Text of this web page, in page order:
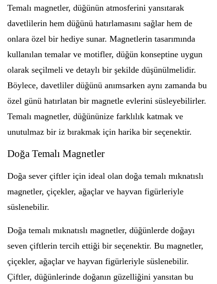
Temalı magnetler, düğünün atmosferini yansıtarak
davetlilerin hem düğünü hatırlamasını sağlar hem de
onlara özel bir hediye sunar. Magnetlerin tasarımında
kullanılan temalar ve motifler, düğün konseptine uygun
olarak seçilmeli ve detaylı bir şekilde düşünülmelidir.
Böylece, davetliler düğünü anımsarken aynı zamanda bu
özel günü hatırlatan bir magnetle evlerini süsleyebilirler.
Temalı magnetler, düğününize farklılık katmak ve
unutulmaz bir iz bırakmak için harika bir seçenektir.
Doğa Temalı Magnetler
Doğa sever çiftler için ideal olan doğa temalı mıknatıslı
magnetler, çiçekler, ağaçlar ve hayvan figürleriyle
süslenebilir.
Doğa temalı mıknatıslı magnetler, düğünlerde doğayı
seven çiftlerin tercih ettiği bir seçenektir. Bu magnetler,
çiçekler, ağaçlar ve hayvan figürleriyle süslenebilir.
Çiftler, düğünlerinde doğanın güzelliğini yansıtan bu